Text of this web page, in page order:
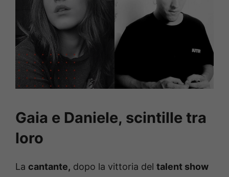
Gaia e Daniele, scintille tra
loro
La cantante, dopo la vittoria del talent show